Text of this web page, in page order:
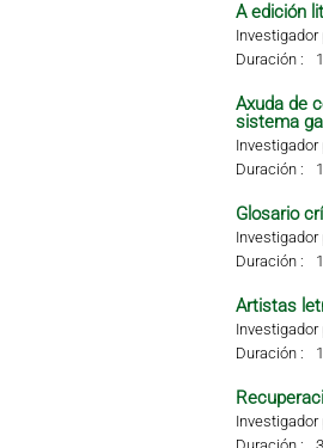
A edición
Investigador
Duración :
Axuda de
sistema
Investigador
Duración :
Glosario
Investigador
Duración :
Artistas
Investigador
Duración :
Investigador